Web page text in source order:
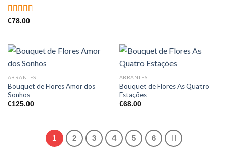
Avaliação
€78.00
ABRANTES
Bouquet de Flores Amor dos
Sonhos
€125.00
ABRANTES
Bouquet de Flores As Quatro
Estações
€68.00
1 2 3 4 5 6